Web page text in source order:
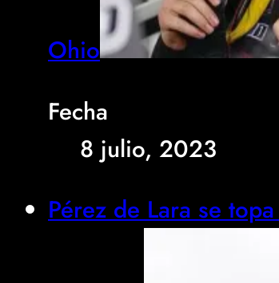
Ohio
Fecha
8 julio, 2023
Pérez de Lara se